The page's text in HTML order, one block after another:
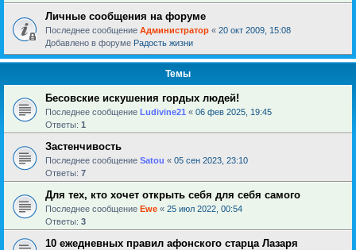
Личные сообщения на форуме
Последнее сообщение Администратор « 20 окт 2009, 15:08
Добавлено в форуме Радость жизни
Темы
Бесовские искушения гордых людей!
Последнее сообщение Ludivine21 « 06 фев 2025, 19:45
Ответы: 1
Застенчивость
Последнее сообщение Satou « 05 сен 2023, 23:10
Ответы: 7
Для тех, кто хочет открыть себя для себя самого
Последнее сообщение Ewe « 25 июл 2022, 00:54
Ответы: 3
10 ежедневных правил афонского старца Лазаря